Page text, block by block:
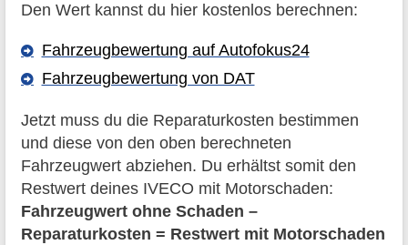
Den Wert kannst du hier kostenlos berechnen:
Fahrzeugbewertung auf Autofokus24
Fahrzeugbewertung von DAT
Jetzt muss du die Reparaturkosten bestimmen
und diese von den oben berechneten
Fahrzeugwert abziehen. Du erhältst somit den
Restwert deines IVECO mit Motorschaden:
Fahrzeugwert ohne Schaden –
Reparaturkosten = Restwert mit Motorschaden